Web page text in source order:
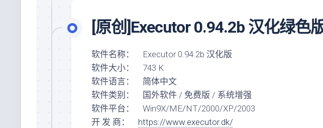
[原创]Executor 0.94.2b 汉化绿色
软件名称： Executor 0.94.2b 汉化版
软件大小： 743 K
软件语言： 简体中文
软件类别： 国外软件 / 免费版 / 系统增强
软件平台： Win9X/ME/NT/2000/XP/2003
开 发 商： https://www.executor.dk/